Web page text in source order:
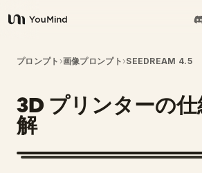
YouMind
概要
ユースケース
スキル
プロンプト ›画像プロンプト ›SEEDREAM 4.5
3D プリンターの
解